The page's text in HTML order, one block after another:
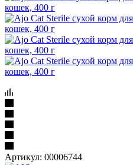
Артикул: 00006744